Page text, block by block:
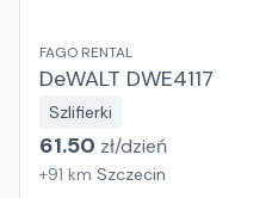
FAGO RENTAL
DeWALT DWE4117
Szlifierki
61.50 zł/dzień
+91 km Szczecin